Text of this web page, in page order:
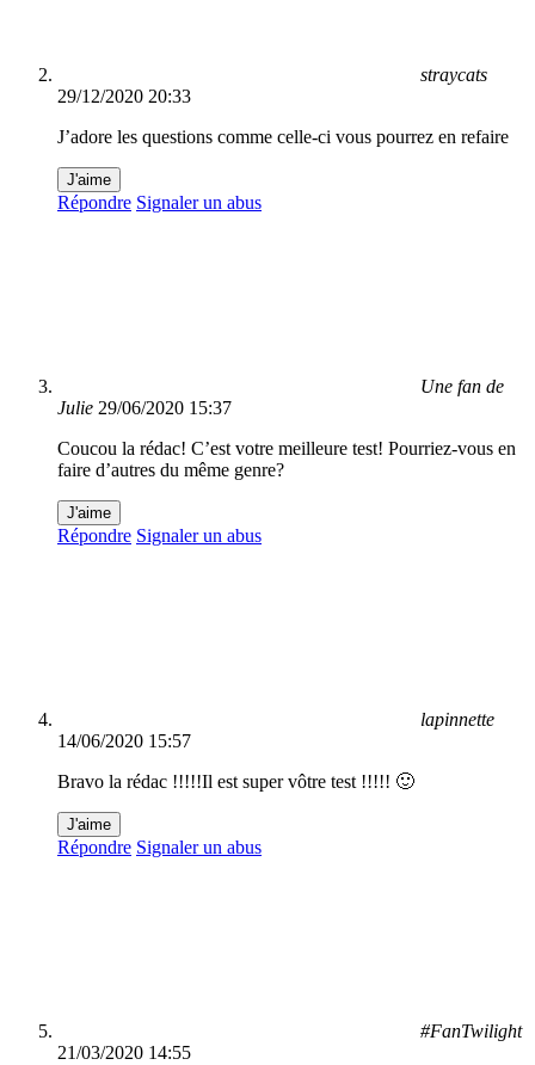
straycats
29/12/2020 20:33
J’adore les questions comme celle-ci vous pourrez en refaire
J'aime
Répondre Signaler un abus
Une fan de
Julie 29/06/2020 15:37
Coucou la rédac! C’est votre meilleure test! Pourriez-vous en
faire d’autres du même genre?
J'aime
Répondre Signaler un abus
lapinnette
14/06/2020 15:57
Bravo la rédac !!!!!Il est super vôtre test !!!!! 🙂
J'aime
Répondre Signaler un abus
#FanTwilight
21/03/2020 14:55